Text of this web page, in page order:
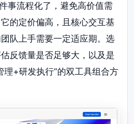
事流程化了，避免高价值需
的定价偏高，且核心交互基
队上手需要一定适应期。选
反馈量是否足够大，以及是
理+研发执行”的双工具组合方